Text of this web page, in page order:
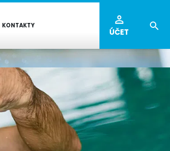
KONTAKTY
ÚČET